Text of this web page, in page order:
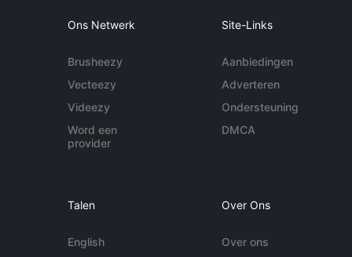
Ons Netwerk
Brusheezy
Vecteezy
Videezy
Word een
provider
Site-Links
Aanbiedingen
Adverteren
Ondersteuning
DMCA
Talen
English
Over Ons
Over ons